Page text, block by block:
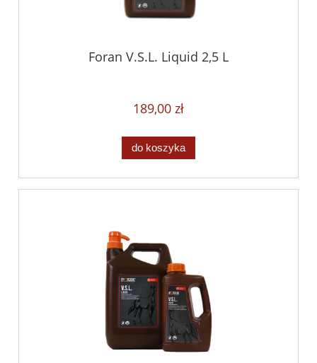
Foran V.S.L. Liquid 2,5 L
189,00 zł
do koszyka